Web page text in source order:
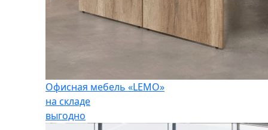
Офисная мебель «LEMO»
на складе
выгодно